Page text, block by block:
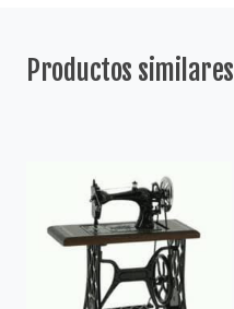
Productos similares